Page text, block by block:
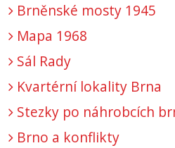
Brněnské mosty 1945
Mapa 1968
Sál Rady
Kvartérní lokality Brna
Stezky po náhrobcích
Brno a konflikty